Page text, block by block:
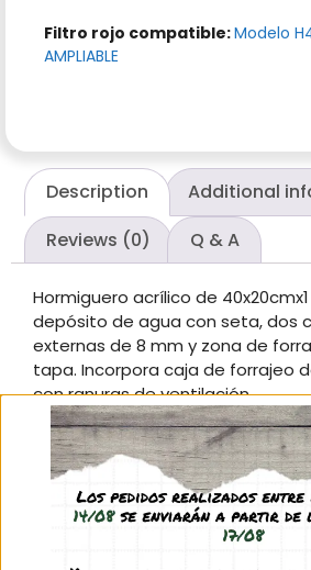
Filtro rojo compatible:Modelo
AMPLIABLE
Description
Additional
Reviews (0)
Q & A
Hormiguero acrílico de
depósito de agua con seta, dos
externas de 8 mm y zona de
tapa. Incorpora caja de forrajeo
con ranuras de ventilación.
El hormiguero incluye 2 piezas
conexión externa por si ésta no
(por tanto no se requieren
conexión que facilita el perfecto
tubos flexibles apropiados.
piezas de cierre y 3 piezas de